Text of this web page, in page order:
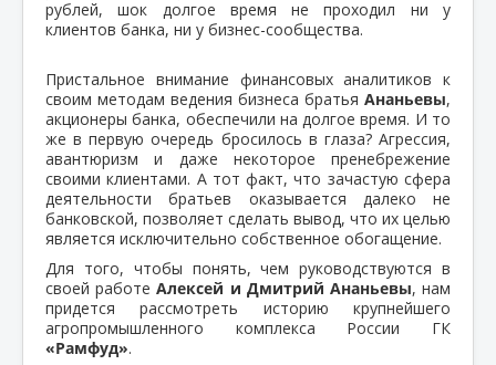
рублей, шок долгое время не проходил ни у
клиентов банка, ни у бизнес-сообщества.
Пристальное внимание финансовых аналитиков к
своим методам ведения бизнеса братья Ананьевы,
акционеры банка, обеспечили на долгое время. И то
же в первую очередь бросилось в глаза? Агрессия,
авантюризм и даже некоторое пренебрежение
своими клиентами. А тот факт, что зачастую сфера
деятельности братьев оказывается далеко не
банковской, позволяет сделать вывод, что их целью
является исключительно собственное обогащение.
Для того, чтобы понять, чем руководствуются в
своей работеАлексей и Дмитрий Ананьевы, нам
придется рассмотреть историю крупнейшего
агропромышленного комплекса России ГК
«Рамфуд».